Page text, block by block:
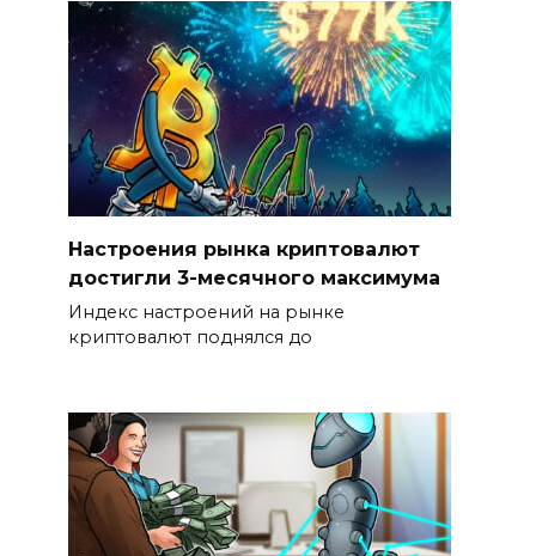
Настроения рынка криптовалют
достигли 3-месячного максимума
Индекс настроений на рынке
криптовалют поднялся до